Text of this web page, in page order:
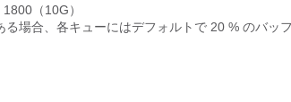
（10G）
場合、各キューにはデフォルトで 20 % のバッ